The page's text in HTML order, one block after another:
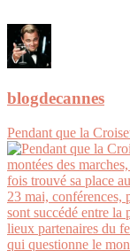
blogdecannes
Pendant que la